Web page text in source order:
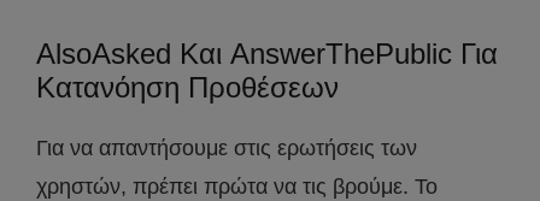
AlsoAsked Και AnswerThePublic Για
Κατανόηση Προθέσεων
Για να απαντήσουμε στις ερωτήσεις των
χρηστών, πρέπει πρώτα να τις βρούμε. Το